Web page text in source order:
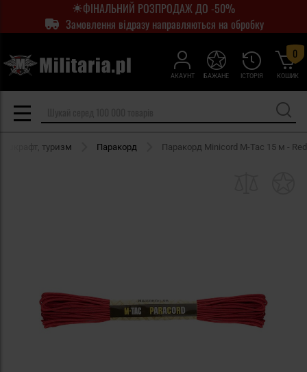
ФІНАЛЬНИЙ РОЗПРОДАЖ ДО -50%
Замовлення відразу направляються на обробку
АКАУНТ ІСТОРІЯ
БАЖАНЕ КОШИК
0
туризм Паракорд Паракорд Minicord M-Tac 15 м - Red